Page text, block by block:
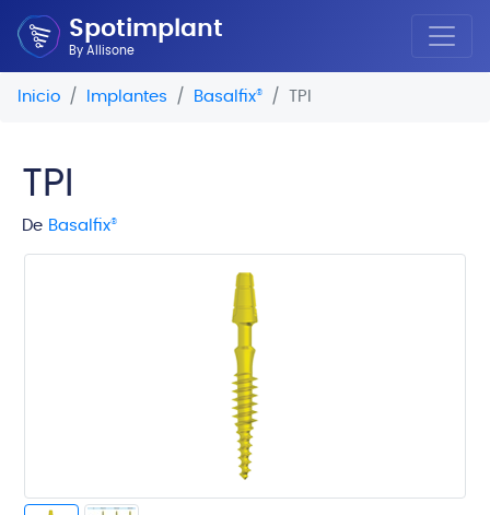
Spotimplant
By Allisone
Inicio Implantes Basalfix® TPI
TPI
De Basalfix®